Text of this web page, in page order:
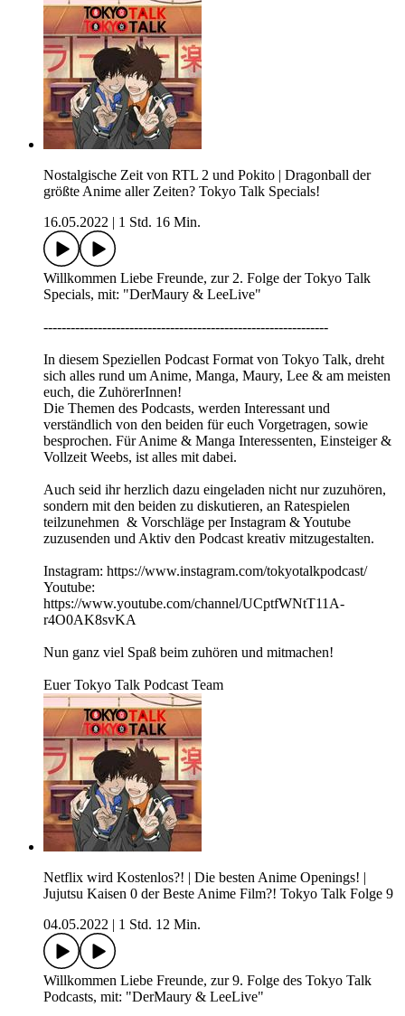
Nostalgische Zeit von RTL 2 und Pokito | Dragonball der
größte Anime aller Zeiten? Tokyo Talk Specials!
16.05.2022
1 Std. 16 Min.
Willkommen Liebe Freunde, zur 2. Folge der Tokyo Talk
Specials, mit: "DerMaury & LeeLive"
---------------------------------------------------------------
In diesem Speziellen Podcast Format von Tokyo Talk, dreht
sich alles rund um Anime, Manga, Maury, Lee & am meisten
euch, die ZuhörerInnen!
Die Themen des Podcasts, werden Interessant und
verständlich von den beiden für euch Vorgetragen, sowie
besprochen. Für Anime & Manga Interessenten, Einsteiger &
Vollzeit Weebs, ist alles mit dabei.
Auch seid ihr herzlich dazu eingeladen nicht nur zuzuhören,
sondern mit den beiden zu diskutieren, an Ratespielen
teilzunehmen & Vorschläge per Instagram & Youtube
zuzusenden und Aktiv den Podcast kreativ mitzugestalten.
Instagram: https://www.instagram.com/tokyotalkpodcast/
Youtube:
https://www.youtube.com/channel/UCptfWNtT11A-
r4O0AK8svKA
Nun ganz viel Spaß beim zuhören und mitmachen!
Euer Tokyo Talk Podcast Team
Netflix wird Kostenlos?! | Die besten Anime Openings! |
Jujutsu Kaisen 0 der Beste Anime Film?! Tokyo Talk Folge 9
04.05.2022
1 Std. 12 Min.
Willkommen Liebe Freunde, zur 9. Folge des Tokyo Talk
Podcasts, mit: "DerMaury & LeeLive"